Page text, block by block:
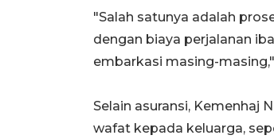
"Salah satunya adalah
dengan biaya perjalanan
embarkasi masing-
Selain asuransi, Kemenhaj
wafat kepada keluarga,